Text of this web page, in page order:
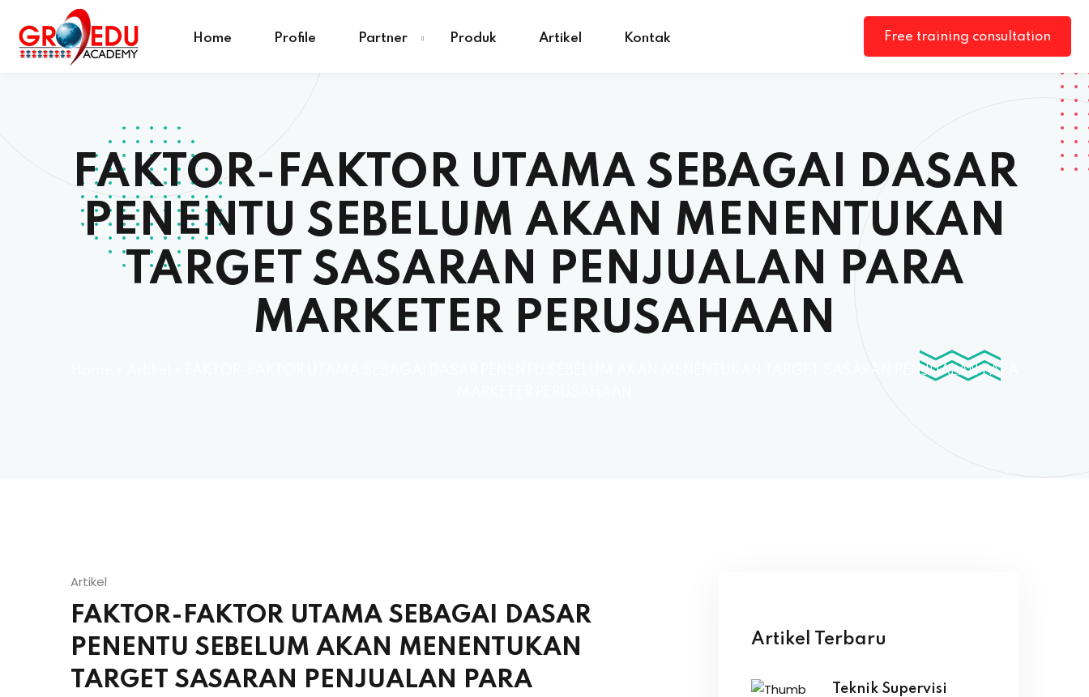
Home Profile Partner Produk Artikel Kontak Free training consultation
FAKTOR-FAKTOR UTAMA SEBAGAI DASAR
PENENTU SEBELUM AKAN MENENTUKAN
TARGET SASARAN PENJUALAN PARA
MARKETER PERUSAHAAN
FAKTOR-FAKTOR UTAMA SEBAGAI DASAR PENENTU SEBELUM AKAN MENENTUKAN TARGET SASARAN PENJUALAN PARA
Artikel
FAKTOR-FAKTOR UTAMA SEBAGAI DASAR
PENENTU SEBELUM AKAN MENENTUKAN
TARGET SASARAN PENJUALAN PARA
Artikel Terbaru
Teknik Supervisi